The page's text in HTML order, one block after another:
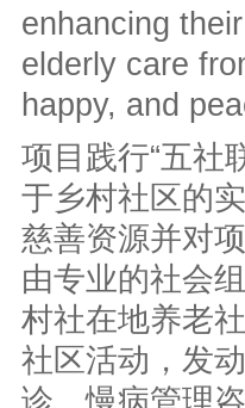
enhancing
elderly care
happy, and
项目践行“五社
于乡村社区的
慈善资源并对
由专业的社会
村社在地养老
社区活动，发
诊、慢病管理